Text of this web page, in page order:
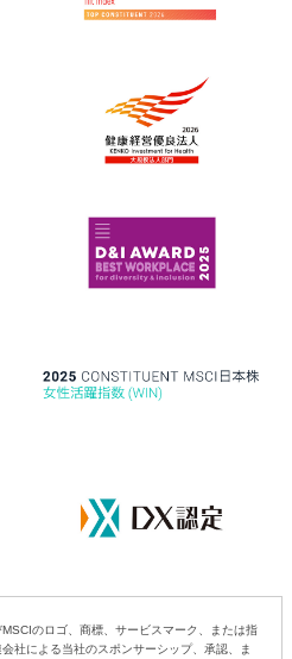
のロゴ、商標、サービスマーク、または指
社による当社のスポンサーシップ、承認、ま